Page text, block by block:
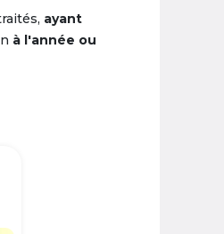
ayant
à l'année ou